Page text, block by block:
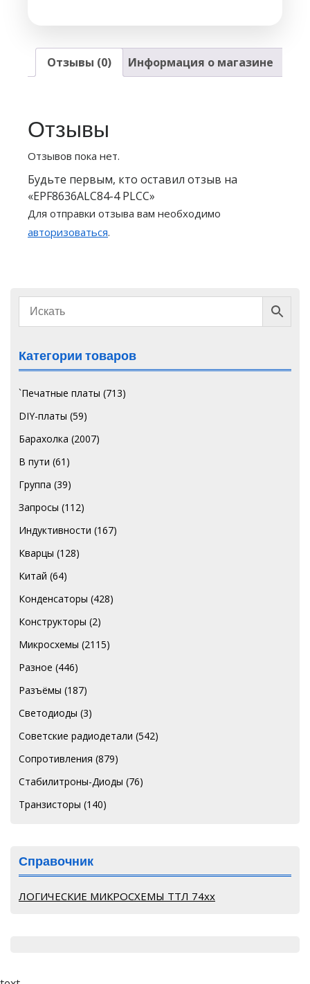
Отзывы (0) Информация о магазине
Отзывы
Отзывов пока нет.
Будьте первым, кто оставил отзыв на
«EPF8636ALC84-4 PLCC»
Для отправки отзыва вам необходимо
авторизоваться.
Категории товаров
`Печатные платы (713)
DIY-платы (59)
Барахолка (2007)
В пути (61)
Группа (39)
Запросы (112)
Индуктивности (167)
Кварцы (128)
Китай (64)
Конденсаторы (428)
Конструкторы (2)
Микросхемы (2115)
Разное (446)
Разъёмы (187)
Светодиоды (3)
Советские радиодетали (542)
Сопротивления (879)
Стабилитроны-Диоды (76)
Транзисторы (140)
Справочник
ЛОГИЧЕСКИЕ МИКРОСХЕМЫ ТТЛ 74хх